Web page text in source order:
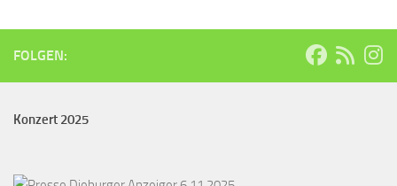
FOLGEN:
Konzert 2025